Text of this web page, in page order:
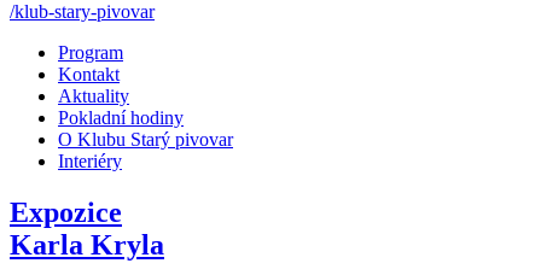
/klub-stary-pivovar
Program
Kontakt
Aktuality
Pokladní hodiny
O Klubu Starý pivovar
Interiéry
Expozice
Karla Kryla